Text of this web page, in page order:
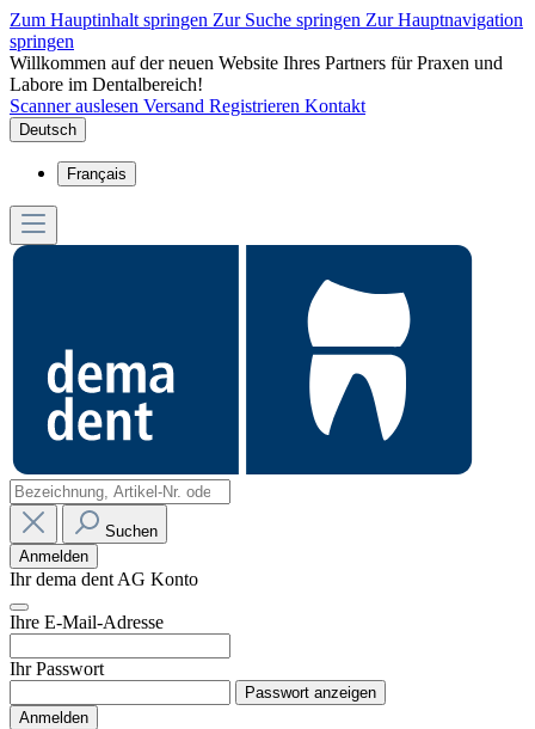
Zum Hauptinhalt springen Zur Suche springen Zur Hauptnavigation
springen
Willkommen auf der neuen Website Ihres Partners für Praxen und
Labore im Dentalbereich!
Scanner auslesen Versand Registrieren Kontakt
Deutsch
Français
Suchen
Anmelden
Ihr dema dent AG Konto
Ihre E-Mail-Adresse
Ihr Passwort
Passwort anzeigen
Anmelden